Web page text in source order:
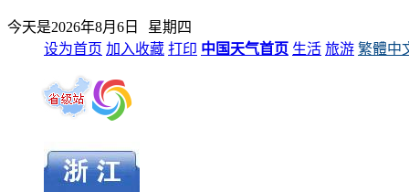
今天是2026年8月6日
星期四
设为首页 加入收藏 打印 中国天气首页 生活 旅游 繁體中